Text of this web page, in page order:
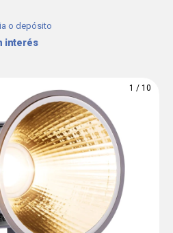
o depósito
interés
1 / 10